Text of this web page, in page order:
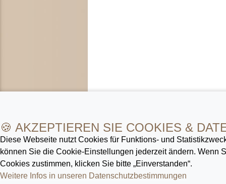
🍪 AKZEPTIEREN SIE COOKIES &
Diese Webseite nutzt Cookies für Funktions- und
können Sie die Cookie-Ein­stellungen jederzeit ändern. Wenn
Cookies zustimmen, klicken Sie bitte „Einverstanden“.
Weitere Infos in unseren Datenschutz­bestimmungen